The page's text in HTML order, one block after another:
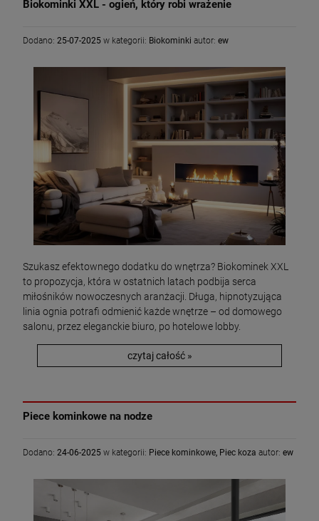
Biokominki XXL - ogień, który robi wrażenie
Dodano: 25-07-2025 w kategorii: Biokominki autor: ew
Szukasz efektownego dodatku do wnętrza? Biokominek XXL
to propozycja, która w ostatnich latach podbija serca
miłośników nowoczesnych aranżacji. Długa, hipnotyzująca
linia ognia potrafi odmienić każde wnętrze – od domowego
salonu, przez eleganckie biuro, po hotelowe lobby.
czytaj całość »
Piece kominkowe na nodze
Dodano: 24-06-2025 w kategorii: Piece kominkowe, Piec koza autor: ew